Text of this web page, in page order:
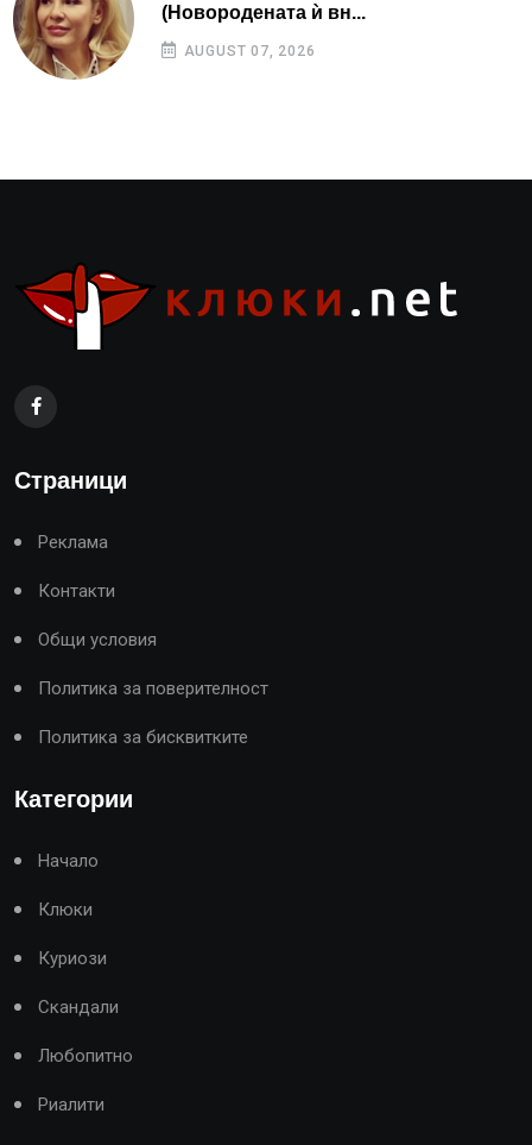
(Новородената ѝ вн...
AUGUST 07, 2026
Страници
Реклама
Контакти
Общи условия
Политика за поверителност
Политика за бисквитките
Категории
Начало
Клюки
Куриози
Скандали
Любопитно
Риалити